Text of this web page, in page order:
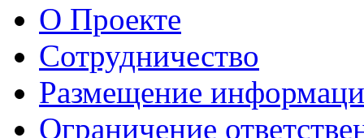
О Проекте
Сотрудничество
Размещение
Ограничение